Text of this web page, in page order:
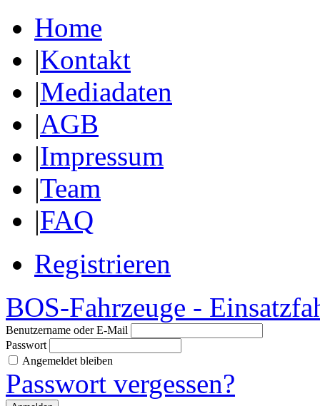
Home
|Kontakt
|Mediadaten
|AGB
|Impressum
|Team
|FAQ
Registrieren
BOS-Fahrzeuge -
Benutzername oder E-Mail
Passwort
Angemeldet bleiben
Passwort vergessen?